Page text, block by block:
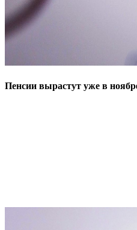
Пенсии вырастут уже в